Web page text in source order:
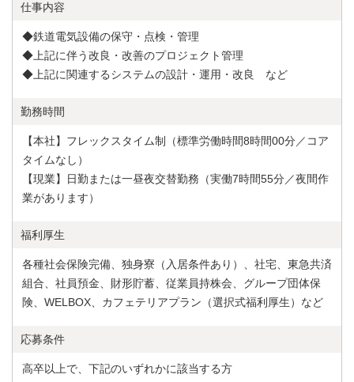
仕事内容
◆鉄道電気設備の保守・点検・管理
◆上記に伴う改良・改善のプロジェクト管理
◆上記に関連するシステムの設計・運用・改良 など
勤務時間
【本社】フレックスタイム制（標準労働時間8時間00分／コア
タイムなし）
【現業】日勤または一昼夜交替勤務（実働7時間55分／夜間作
業があります）
福利厚生
各種社会保険完備、独身寮（入居条件あり）、社宅、東急共済
組合、社員預金、財形貯蓄、従業員持株会、グループ団体保
険、WELBOX、カフェテリアプラン（選択式福利厚生）など
応募条件
高卒以上で、下記のいずれかに該当する方